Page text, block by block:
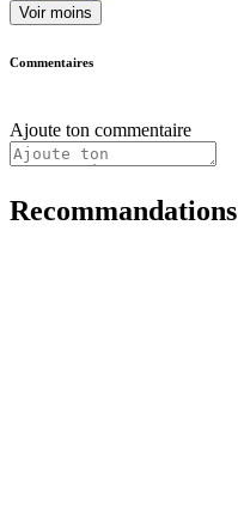
Voir moins
Commentaires
Ajoute ton commentaire
Recommandations